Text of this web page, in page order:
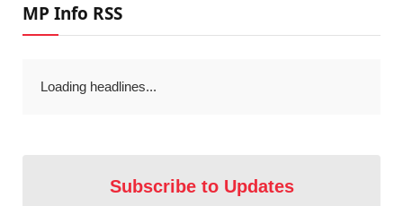
MP Info RSS
Loading headlines...
Subscribe to Updates